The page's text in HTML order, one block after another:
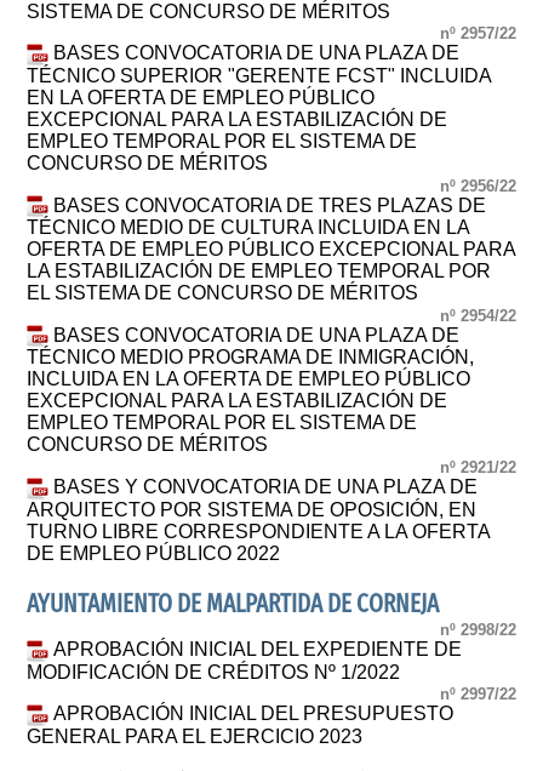
SISTEMA DE CONCURSO DE MÉRITOS
nº 2957/22
BASES CONVOCATORIA DE UNA PLAZA DE
TÉCNICO SUPERIOR "GERENTE FCST" INCLUIDA
EN LA OFERTA DE EMPLEO PÚBLICO
EXCEPCIONAL PARA LA ESTABILIZACIÓN DE
EMPLEO TEMPORAL POR EL SISTEMA DE
CONCURSO DE MÉRITOS
nº 2956/22
BASES CONVOCATORIA DE TRES PLAZAS DE
TÉCNICO MEDIO DE CULTURA INCLUIDA EN LA
OFERTA DE EMPLEO PÚBLICO EXCEPCIONAL PARA
LA ESTABILIZACIÓN DE EMPLEO TEMPORAL POR
EL SISTEMA DE CONCURSO DE MÉRITOS
nº 2954/22
BASES CONVOCATORIA DE UNA PLAZA DE
TÉCNICO MEDIO PROGRAMA DE INMIGRACIÓN,
INCLUIDA EN LA OFERTA DE EMPLEO PÚBLICO
EXCEPCIONAL PARA LA ESTABILIZACIÓN DE
EMPLEO TEMPORAL POR EL SISTEMA DE
CONCURSO DE MÉRITOS
nº 2921/22
BASES Y CONVOCATORIA DE UNA PLAZA DE
ARQUITECTO POR SISTEMA DE OPOSICIÓN, EN
TURNO LIBRE CORRESPONDIENTE A LA OFERTA
DE EMPLEO PÚBLICO 2022
AYUNTAMIENTO DE MALPARTIDA DE CORNEJA
nº 2998/22
APROBACIÓN INICIAL DEL EXPEDIENTE DE
MODIFICACIÓN DE CRÉDITOS Nº 1/2022
nº 2997/22
APROBACIÓN INICIAL DEL PRESUPUESTO
GENERAL PARA EL EJERCICIO 2023